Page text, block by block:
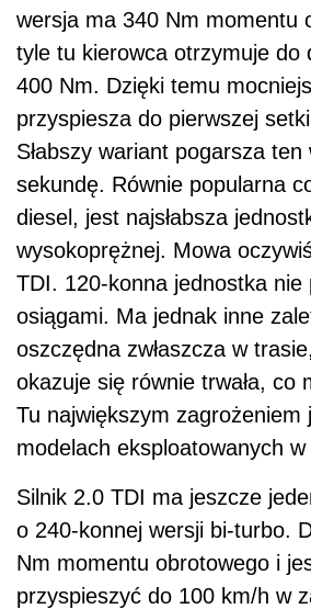
wersja ma 340 Nm momentu
tyle tu kierowca otrzymuje do
400 Nm. Dzięki temu
przyspiesza do pierwszej
Słabszy wariant pogarsza
sekundę. Równie popularna
diesel, jest najsłabsza
wysokoprężnej. Mowa
TDI. 120-konna jednostka nie
osiągami. Ma jednak inne
oszczędna zwłaszcza w
okazuje się równie trwała, co
Tu największym zagrożeniem
modelach eksploatowanych w
Silnik 2.0 TDI ma jeszcze
o 240-konnej wersji bi-turbo.
Nm momentu obrotowego i
przyspieszyć do 100 km/h w